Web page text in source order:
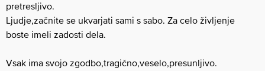
pretresljivo.
Ljudje,začnite se ukvarjati sami s sabo. Za celo življenje
boste imeli zadosti dela.
Vsak ima svojo zgodbo,tragično,veselo,presunljivo.